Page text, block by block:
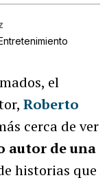
el
Roberto
cerca de ver
autor de una
historias que